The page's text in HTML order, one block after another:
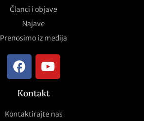
Članci i objave
Najave
Prenosimo iz medija
Kontakt
Kontaktirajte nas